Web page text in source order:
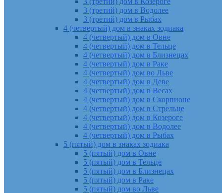
3 (третий) дом в Водолее
3 (третий) дом в Рыбах
4 (четвертый) дом в знаках зодиака
4 (четвертый) дом в Овне
4 (четвертый) дом в Тельце
4 (четвертый) дом в Близнецах
4 (четвертый) дом в Раке
4 (четвертый) дом во Льве
4 (четвертый) дом в Деве
4 (четвертый) дом в Весах
4 (четвертый) дом в Скорпионе
4 (четвертый) дом в Стрельце
4 (четвертый) дом в Козероге
4 (четвертый) дом в Водолее
4 (четвертый) дом в Рыбах
5 (пятый) дом в знаках зодиака
5 (пятый) дом в Овне
5 (пятый) дом в Тельце
5 (пятый) дом в Близнецах
5 (пятый) дом в Раке
5 (пятый) дом во Льве